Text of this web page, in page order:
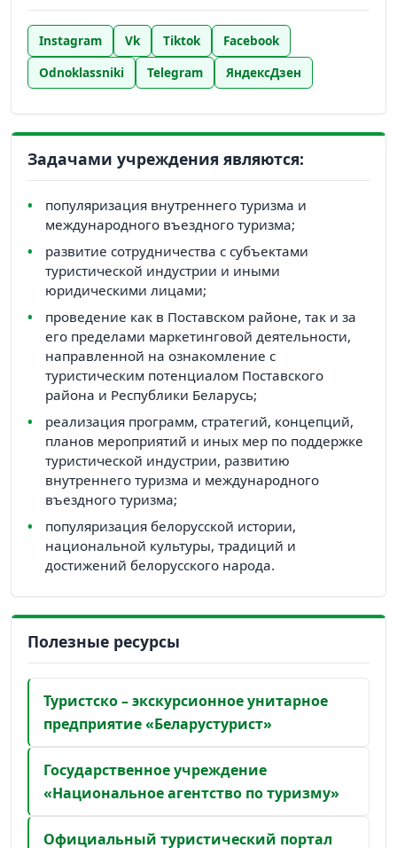
Instagram Vk Tiktok
Facebook
Odnoklassniki
Telegram ЯндексДзен
Задачами учреждения являются:
популяризация внутреннего туризма и
международного въездного туризма;
развитие сотрудничества с субъектами
туристической индустрии и иными
юридическими лицами;
проведение как в Поставском районе, так и за
его пределами маркетинговой деятельности,
направленной на ознакомление с
туристическим потенциалом Поставского
района и Республики Беларусь;
реализация программ, стратегий, концепций,
планов мероприятий и иных мер по поддержке
туристической индустрии, развитию
внутреннего туризма и международного
въездного туризма;
популяризация белорусской истории,
национальной культуры, традиций и
достижений белорусского народа.
Полезные ресурсы
Туристско – экскурсионное унитарное
предприятие «Беларустурист»
Государственное учреждение
«Национальное агентство по туризму»
Официальный туристический портал